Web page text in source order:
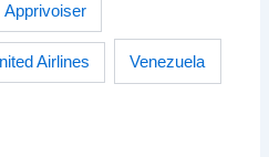
Apprivoiser
Airlines Venezuela